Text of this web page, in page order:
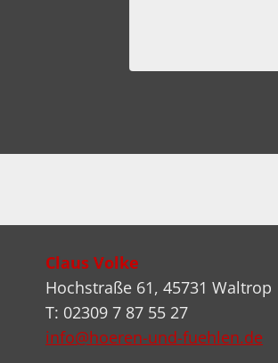
Claus Volke
Hochstraße 61, 45731 Waltrop
T: 02309 7 87 55 27
info@hoeren-und-fuehlen.de